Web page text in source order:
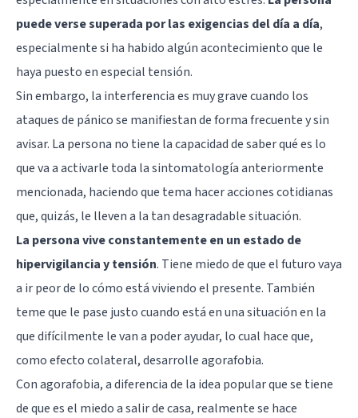
puede verse superada por las exigencias del día a día,
especialmente si ha habido algún acontecimiento que le
haya puesto en especial tensión.
Sin embargo, la interferencia es muy grave cuando los
ataques de pánico se manifiestan de forma frecuente y sin
avisar. La persona no tiene la capacidad de saber qué es lo
que va a activarle toda la sintomatología anteriormente
mencionada, haciendo que tema hacer acciones cotidianas
que, quizás, le lleven a la tan desagradable situación.
La persona vive constantemente en un estado de
hipervigilancia y tensión. Tiene miedo de que el futuro vaya
a ir peor de lo cómo está viviendo el presente. También
teme que le pase justo cuando está en una situación en la
que difícilmente le van a poder ayudar, lo cual hace que,
como efecto colateral, desarrolle agorafobia.
Con agorafobia, a diferencia de la idea popular que se tiene
de que es el miedo a salir de casa, realmente se hace